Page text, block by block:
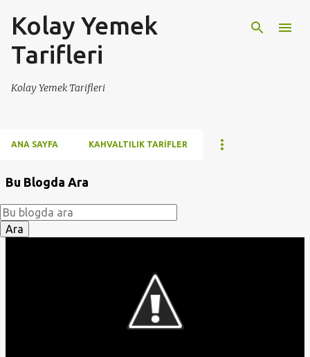
Ana içeriğe atla
Kolay Yemek
Tarifleri
Kolay Yemek Tarifleri
ANA SAYFA KAHVALTILIK TARIFLER
a
y
Bu Blogda Ara